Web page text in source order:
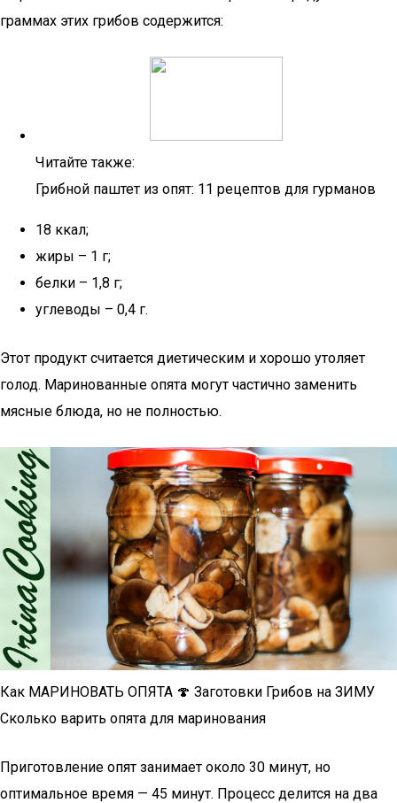
граммах этих грибов содержится:
Читайте также:
Грибной паштет из опят: 11 рецептов для гурманов
18 ккал;
жиры – 1 г;
белки – 1,8 г;
углеводы – 0,4 г.
Этот продукт считается диетическим и хорошо утоляет
голод. Маринованные опята могут частично заменить
мясные блюда, но не полностью.
Как МАРИНОВАТЬ ОПЯТА 🍄 Заготовки Грибов на ЗИМУ
Сколько варить опята для маринования
Приготовление опят занимает около 30 минут, но
оптимальное время — 45 минут. Процесс делится на два